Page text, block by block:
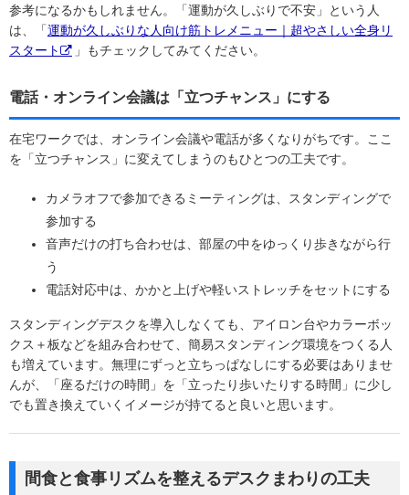
参考になるかもしれません。「運動が久しぶりで不安」という人
は、「運動が久しぶりな人向け筋トレメニュー｜超やさしい全身リ
スタート
」もチェックしてみてください。
電話・オンライン会議は「立つチャンス」にする
在宅ワークでは、オンライン会議や電話が多くなりがちです。ここ
を「立つチャンス」に変えてしまうのもひとつの工夫です。
カメラオフで参加できるミーティングは、スタンディングで
参加する
音声だけの打ち合わせは、部屋の中をゆっくり歩きながら行
う
電話対応中は、かかと上げや軽いストレッチをセットにする
スタンディングデスクを導入しなくても、アイロン台やカラーボッ
クス＋板などを組み合わせて、簡易スタンディング環境をつくる人
も増えています。無理にずっと立ちっぱなしにする必要はありませ
んが、「座るだけの時間」を「立ったり歩いたりする時間」に少し
でも置き換えていくイメージが持てると良いと思います。
間食と食事リズムを整えるデスクまわりの工夫